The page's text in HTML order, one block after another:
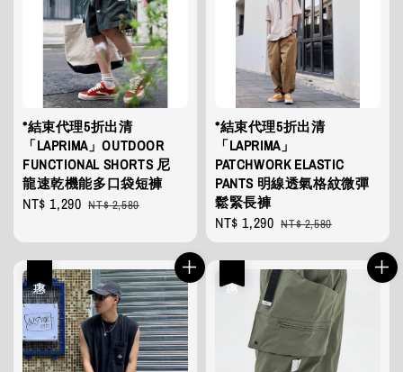
*結束代理5折出清
「LAPRIMA」OUTDOOR
FUNCTIONAL SHORTS 尼
龍速乾機能多口袋短褲
Sale
NT$ 1,290 Regular
NT$ 2,580
*結束代理5折出清
「LAPRIMA」
PATCHWORK ELASTIC
PANTS 明線透氣格紋微彈
鬆緊長褲
Sale
price
NT$ 1,290 Regular
price
NT$ 2,580